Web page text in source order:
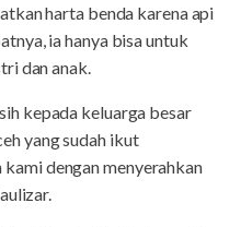
harta benda karena api
ia hanya bisa untuk
dan anak.
kepada keluarga besar
yang sudah ikut
dengan menyerahkan